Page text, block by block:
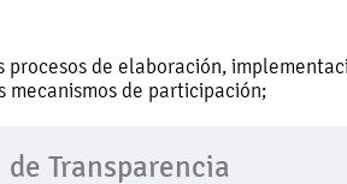
de elaboración,
mecanismos de participación;
Transparencia